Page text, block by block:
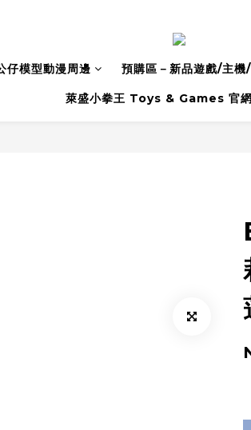
仔模型動漫周邊 預購區－新品遊戲/主機
萊盛小拳王 Toys & Games 官